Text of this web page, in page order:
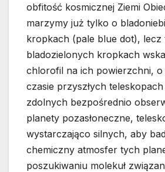
obfitość kosmicznej Ziemi
marzymy już tylko o
kropkach (pale blue dot), lecz
bladozielonych kropkach
chlorofil na ich powierzchni, o
czasie przyszłych
zdolnych bezpośrednio
planety pozasłoneczne,
wystarczająco silnych, aby
chemiczny atmosfer tych
poszukiwaniu molekuł